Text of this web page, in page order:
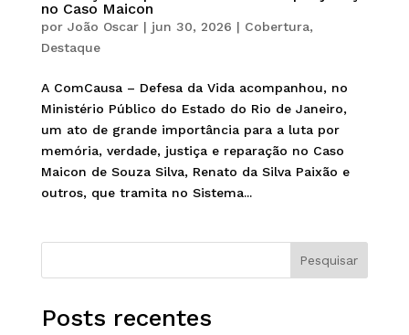
no Caso Maicon
por João Oscar| jun 30, 2026 | Cobertura,
Destaque
A ComCausa – Defesa da Vida acompanhou, no
Ministério Público do Estado do Rio de Janeiro,
um ato de grande importância para a luta por
memória, verdade, justiça e reparação no Caso
Maicon de Souza Silva, Renato da Silva Paixão e
outros, que tramita no Sistema...
Pesquisar
Posts recentes